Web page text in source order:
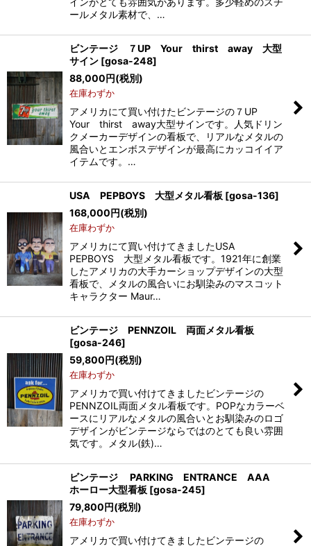
ールメタル素材で、…
ビンテージ ７UP Your thirst away 大型
サイン [gosa-248]
88,000円(税別)
在庫わずか
アメリカにて買い付けたビンテージの７UP
Your thirst away大型サインです。人気ドリン
クメーカーデザインの看板で、リアルなメタルの
風合いとエンボスデザインが最高にカッコイイア
イテムです。…
USA PEPBOYS 大型メタル看板 [gosa-136]
168,000円(税別)
在庫わずか
アメリカにて買い付けてきましたUSA
PEPBOYS 大型メタル看板です。1921年に創業
したアメリカの大手カーショップデザインの大型
看板で、メタルの風合いにお馴染みのマスコット
キャラクター Maur…
ビンテージ PENNZOIL 両面メタル看板
[gosa-246]
59,800円(税別)
在庫わずか
アメリカで買い付けてきましたビンテージの
PENNZOIL両面メタル看板です。POPなカラーベ
ースにリアルなメタルの風合いとお馴染みのロゴ
デザインがビンテージならではのとても良い雰囲
気です。メタル(鉄)…
ビンテージ PARKING ENTRANCE AAA
ホーロー大型看板 [gosa-245]
79,800円(税別)
在庫わずか
アメリカで買い付けてきましたビンテージの